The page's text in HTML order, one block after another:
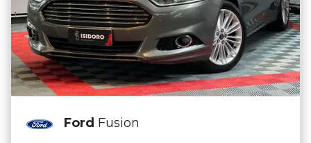
Ford Fusion